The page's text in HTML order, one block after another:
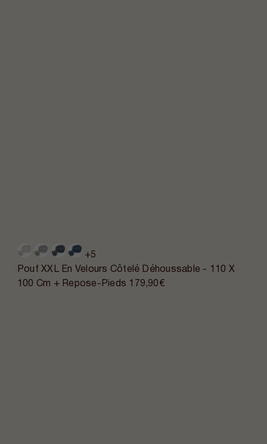
+5
Pouf XXL En Velours Côtelé Déhoussable - 110 X
100 Cm + Repose-Pieds
179,90€